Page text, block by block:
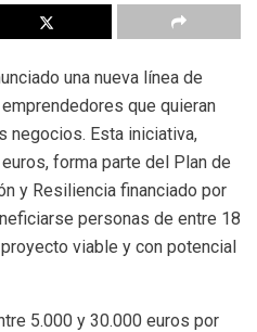
una nueva línea de
que quieran
negocios. Esta iniciativa,
forma parte del Plan de
y Resiliencia financiado por
personas de entre 18
viable y con potencial
5.000 y 30.000 euros por